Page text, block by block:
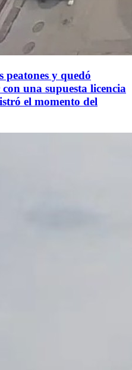
peatones y quedó
una supuesta licencia
el momento del